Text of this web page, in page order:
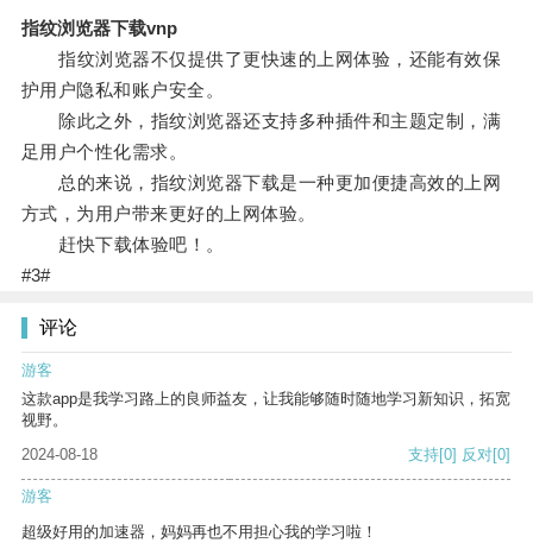
指纹浏览器下载vnp
指纹浏览器不仅提供了更快速的上网体验，还能有效保
护用户隐私和账户安全。
除此之外，指纹浏览器还支持多种插件和主题定制，满
足用户个性化需求。
总的来说，指纹浏览器下载是一种更加便捷高效的上网
方式，为用户带来更好的上网体验。
赶快下载体验吧！。
#3#
评论
游客
这款app是我学习路上的良师益友，让我能够随时随地学习新知识，拓宽
视野。
2024-08-18
支持[0] 反对[0]
游客
超级好用的加速器，妈妈再也不用担心我的学习啦！